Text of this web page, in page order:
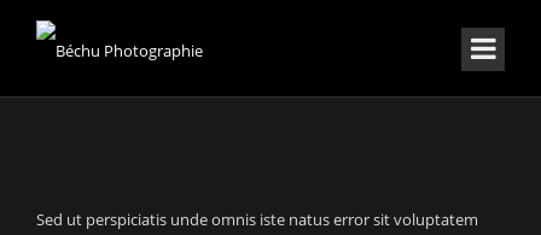
Sed ut perspiciatis unde omnis iste natus error sit voluptatem